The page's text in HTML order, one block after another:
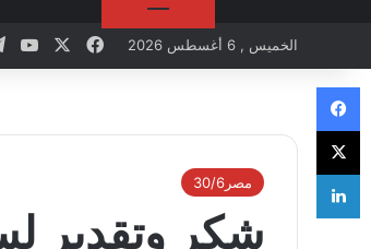
الخميس , 6 أغسطس 2026 Facebook
مصر30/6
شكر وتقدير
Facebook
X
LinkedIn